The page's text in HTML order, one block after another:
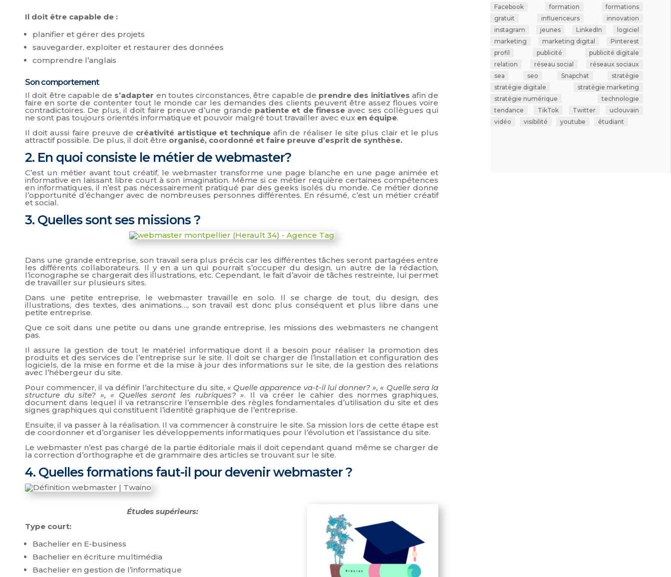
Il doit être capable de :
planifier et gérer des projets
sauvegarder, exploiter et restaurer des données
comprendre l’anglais
Son comportement
Il doit être capable de s’adapter en toutes circonstances, être capable de prendre des initiatives afin de
faire en sorte de contenter tout le monde car les demandes des clients peuvent être assez floues voire
contradictoires. De plus, il doit faire preuve d’une grande patiente et de finesseavec ses collègues qui
ne sont pas toujours orientés informatique et pouvoir malgré tout travailler avec eux en équipe.
Il doit aussi faire preuve de créativité artistique et techniqueafin de réaliser le site plus clair et le plus
attractif possible. De plus, il doit être organisé, coordonné et faire preuve d’esprit de synthèse.
2. En quoi consiste le métier de webmaster?
C’est un métier avant tout créatif, le webmaster transforme une page blanche en une page animée et
informative en laissant libre court à son imagination. Même si ce métier requière certaines compétences
en informatiques, il n’est pas nécessairement pratiqué par des geeks isolés du monde. Ce métier donne
l’opportunité d’échanger avec de nombreuses personnes différentes. En résumé, c’est un métier créatif
et social.
3. Quelles sont ses missions ?
Dans une grande entreprise, son travail sera plus précis car les différentes tâches seront partagées entre
les différents collaborateurs. Il y en a un qui pourrait s’occuper du design, un autre de la rédaction,
l’iconographe se chargerait des illustrations, etc. Cependant, le fait d’avoir de tâches restreinte, lui permet
de travailler sur plusieurs sites.
Dans une petite entreprise, le webmaster travaille en solo. Il se charge de tout, du design, des
illustrations, des textes, des animations…, son travail est donc plus conséquent et plus libre dans une
petite entreprise.
Que ce soit dans une petite ou dans une grande entreprise, les missions des webmasters ne changent
pas.
Il assure la gestion de tout le matériel informatique dont il a besoin pour réaliser la promotion des
produits et des services de l’entreprise sur le site. Il doit se charger de l’installation et configuration des
logiciels, de la mise en forme et de la mise à jour des informations sur le site, de la gestion des relations
avec l’hébergeur du site.
Pour commencer, il va définir l’architecture du site, « Quelle apparence va-t-il lui donner? », « Quelle sera la
structure du site? », « Quelles seront les rubriques? ». Il va créer le cahier des normes graphiques,
document dans lequel il va retranscrire l’ensemble des règles fondamentales d’utilisation du site et des
signes graphiques qui constituent l’identité graphique de l’entreprise.
Ensuite, il va passer à la réalisation. Il va commencer à construire le site. Sa mission lors de cette étape est
de coordonner et d’organiser les développements informatiques pour l’évolution et l’assistance du site.
Le webmaster n’est pas chargé de la partie éditoriale mais il doit cependant quand même se charger de
la correction d’orthographe et de grammaire des articles se trouvant sur le site.
4. Quelles formations faut-il pour devenir webmaster ?
Études supérieurs:
Type court:
Bachelier en E-business
Bachelier en écriture multimédia
Bachelier en gestion de l’informatique
Facebook
formation
formations
gratuit
influenceurs
innovation
instagram
jeunes LinkedIn
logiciel
marketing
marketing digital
Pinterest
profil
publicité
publicité digitale
relation
réseau social
réseaux sociaux
sea
seo Snapchat
stratégie
stratégie digitale
stratégie marketing
stratégie numérique
technologie
tendance
TikTok Twitter
uclouvain
vidéo
visibilité youtube étudiant